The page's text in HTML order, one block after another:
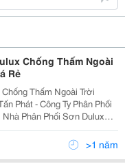
Chống Thấm Ngoài
Rẻ
Thấm Ngoài Trời
Phân Phối Sơn Dulux
Thấm Giá Tốt Nhất
Bề Mặt Mờ Weathers>1 năm